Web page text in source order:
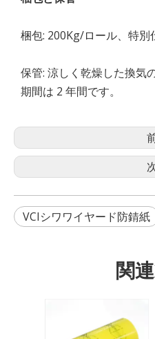
梱包: 200Kg/ロール、特
保管: 涼しく乾燥した換気
期間は 2 年間です。
VCIシワワイヤード防錆紙
関